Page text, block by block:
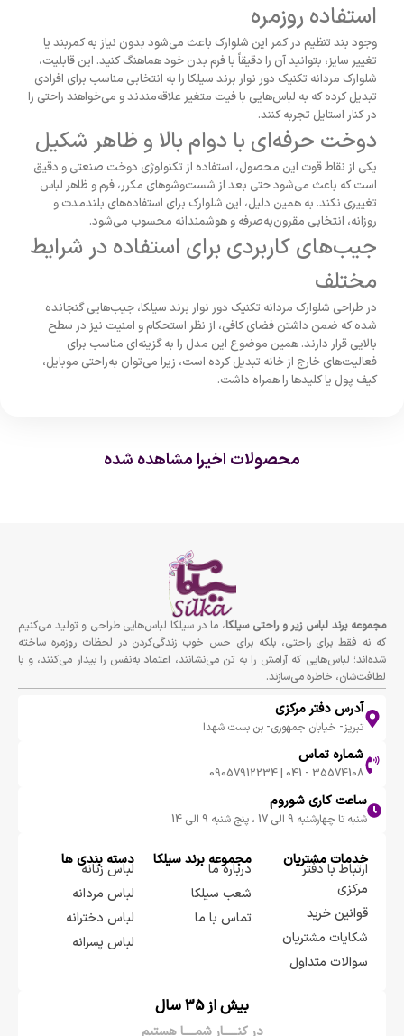
استفاده روزمره
وجود بند تنظیم در کمر این شلوارک باعث می‌شود بدون نیاز به کمربند یا
تغییر سایز، بتوانید آن را دقیقاً با فرم بدن خود هماهنگ کنید. این قابلیت،
شلوارک مردانه تکنیک دور نوار برند سیلکا را به انتخابی مناسب برای افرادی
تبدیل کرده که به لباس‌هایی با فیت متغیر علاقه‌مندند و می‌خواهند راحتی را
در کنار استایل تجربه کنند.
دوخت حرفه‌ای با دوام بالا و ظاهر شکیل
یکی از نقاط قوت این محصول، استفاده از تکنولوژی دوخت صنعتی و دقیق
است که باعث می‌شود حتی بعد از شست‌وشوهای مکرر، فرم و ظاهر لباس
تغییری نکند. به همین دلیل، این شلوارک برای استفاده‌های بلندمدت و
روزانه، انتخابی مقرون‌به‌صرفه و هوشمندانه محسوب می‌شود.
جیب‌های کاربردی برای استفاده در شرایط
مختلف
در طراحی شلوارک مردانه تکنیک دور نوار برند سیلکا، جیب‌هایی گنجانده
شده که ضمن داشتن فضای کافی، از نظر استحکام و امنیت نیز در سطح
بالایی قرار دارند. همین موضوع این مدل را به گزینه‌ای مناسب برای
فعالیت‌های خارج از خانه تبدیل کرده است، زیرا می‌توان به‌راحتی موبایل،
کیف پول یا کلیدها را همراه داشت.
محصولات اخیرا مشاهده شده
مجموعه برند لباس زير و راحتى سيلكا، ما در سیلکا لباس‌هایی طراحی و تولید می‌کنیم
که نه فقط برای راحتی، بلکه برای حس خوب زندگی‌کردن در لحظات روزمره ساخته
شده‌اند؛ لباس‌هایی که آرامش را به تن می‌نشانند، اعتماد به‌نفس را بیدار می‌کنند، و با
لطافت‌شان، خاطره می‌سازند.
آدرس دفتر مرکزی
تبریز- خیابان جمهوری- بن بست شهدا
شماره تماس
35574108 - 041 | 09057912234
ساعت کاری شوروم
شنبه تا چهارشنبه 9 الی 17 ، پنج شنبه 9 الی 14
خدمات مشتریان
ارتباط با دفتر
مرکزی
قوانین خرید
شکایات مشتریان
سوالات متداول
مجموعه برند سيلكا
درباره ما
شعب سیلکا
تماس با ما
دسته بندی ها
لباس زنانه
لباس مردانه
لباس دخترانه
لباس پسرانه
بیش از 35 سال
در کنـــــار شمــــا هستیم